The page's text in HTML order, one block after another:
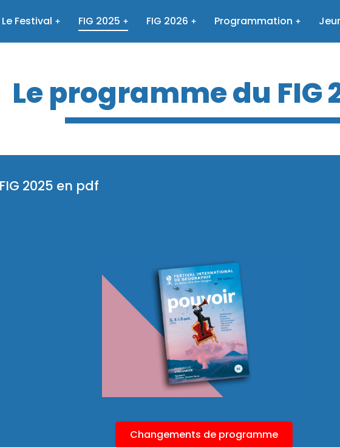
Le Festival FIG 2025 FIG 2026 Programmation
Le programme du FIG
2025 en pdf
Changements de programme